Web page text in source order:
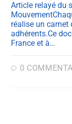
Article relayé du
réalise un carnet
adhérents.Ce
France et à…
0